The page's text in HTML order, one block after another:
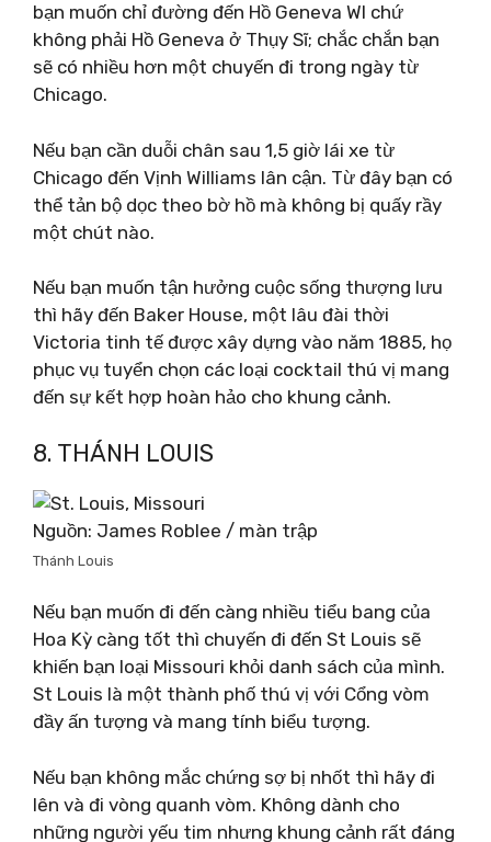
bạn muốn chỉ đường đến Hồ Geneva WI chứ
không phải Hồ Geneva ở Thụy Sĩ; chắc chắn bạn
sẽ có nhiều hơn một chuyến đi trong ngày từ
Chicago.
Nếu bạn cần duỗi chân sau 1,5 giờ lái xe từ
Chicago đến Vịnh Williams lân cận. Từ đây bạn có
thể tản bộ dọc theo bờ hồ mà không bị quấy rầy
một chút nào.
Nếu bạn muốn tận hưởng cuộc sống thượng lưu
thì hãy đến Baker House, một lâu đài thời
Victoria tinh tế được xây dựng vào năm 1885, họ
phục vụ tuyển chọn các loại cocktail thú vị mang
đến sự kết hợp hoàn hảo cho khung cảnh.
8. THÁNH LOUIS
Nguồn: James Roblee / màn trập
Thánh Louis
Nếu bạn muốn đi đến càng nhiều tiểu bang của
Hoa Kỳ càng tốt thì chuyến đi đến St Louis sẽ
khiến bạn loại Missouri khỏi danh sách của mình.
St Louis là một thành phố thú vị với Cổng vòm
đầy ấn tượng và mang tính biểu tượng.
Nếu bạn không mắc chứng sợ bị nhốt thì hãy đi
lên và đi vòng quanh vòm. Không dành cho
những người yếu tim nhưng khung cảnh rất đáng